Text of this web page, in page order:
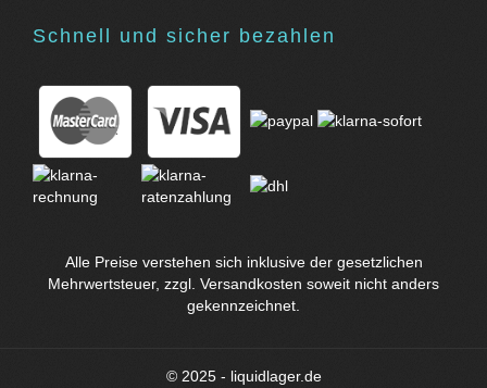
Schnell und sicher bezahlen
Alle Preise verstehen sich inklusive der gesetzlichen
Mehrwertsteuer, zzgl. Versandkosten soweit nicht anders
gekennzeichnet.
© 2025 - liquidlager.de